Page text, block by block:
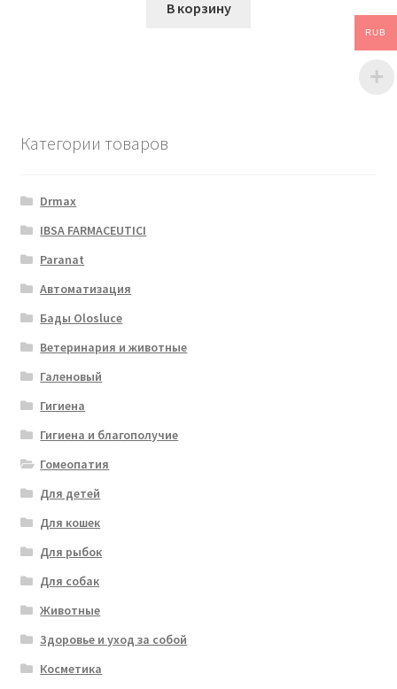
В корзину
Категории товаров
Drmax
IBSA FARMACEUTICI
Paranat
Автоматизация
Бады Olosluce
Ветеринария и животные
Галеновый
Гигиена
Гигиена и благополучие
Гомеопатия
Для детей
Для кошек
Для рыбок
Для собак
Животные
Здоровье и уход за собой
Косметика
RUB